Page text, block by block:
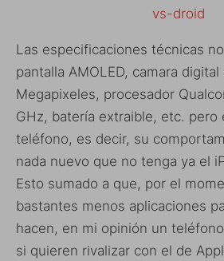
Las especificaciones técnicas
pantalla AMOLED, camara
Megapixeles, procesador
GHz, batería extraible, etc. pero
teléfono, es decir, su
nada nuevo que no tenga ya el
Esto sumado a que, por el
bastantes menos aplicaciones
hacen, en mi opinión un
si quieren rivalizar con el de